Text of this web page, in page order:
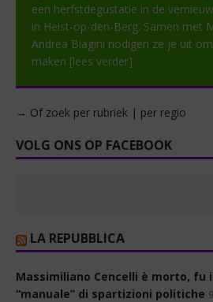
een herfstdegustatie in de
in Heist-op-den-Berg. Samen met
Andrea Biagini nodigen ze je uit
maken [lees verder]
→ Of zoek per rubriek | per regio
VOLG ONS OP FACEBOOK
LA REPUBBLICA
Massimiliano Cencelli è morto, fu
“manuale” di spartizioni politiche